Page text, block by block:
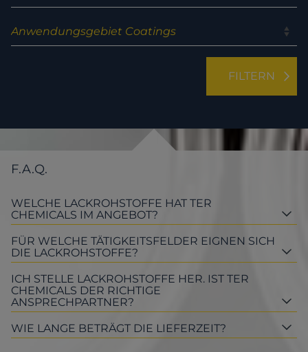
F.A.Q.
WELCHE LACKROHSTOFFE HAT TER
CHEMICALS IM ANGEBOT?
FÜR WELCHE TÄTIGKEITSFELDER EIGNEN SICH
DIE LACKROHSTOFFE?
ICH STELLE LACKROHSTOFFE HER. IST TER
CHEMICALS DER RICHTIGE
ANSPRECHPARTNER?
WIE LANGE BETRÄGT DIE LIEFERZEIT?